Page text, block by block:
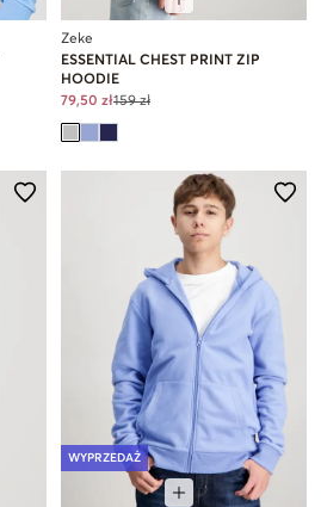
Zeke
ESSENTIAL CHEST PRINT ZIP
HOODIE
79,50 zł159 zł
WYPRZEDAŻ